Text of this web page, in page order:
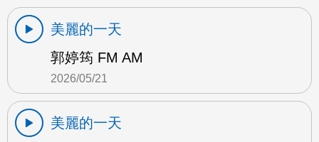
美麗的一天
郭婷筠 FM AM
2026/05/21
美麗的一天